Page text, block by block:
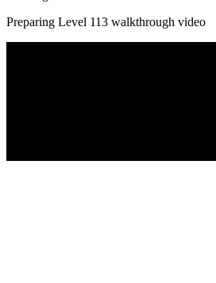
Preparing Level 113 walkthrough video